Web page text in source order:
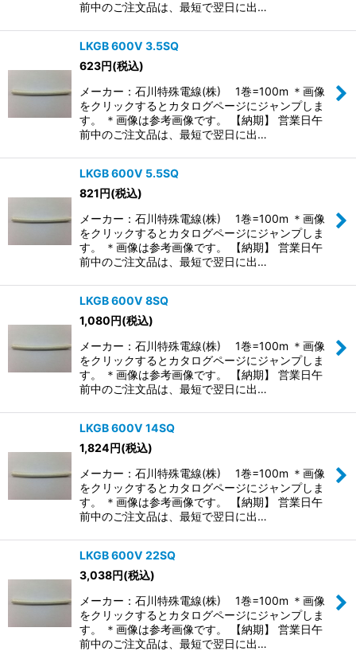
前中のご注文品は、最短で翌日に出…
LKGB 600V 3.5SQ
623円(税込)
メーカー：石川特殊電線(株) 1巻=100m ＊画像
をクリックするとカタログページにジャンプしま
す。 ＊画像は参考画像です。 【納期】 営業日午
前中のご注文品は、最短で翌日に出…
LKGB 600V 5.5SQ
821円(税込)
メーカー：石川特殊電線(株) 1巻=100m ＊画像
をクリックするとカタログページにジャンプしま
す。 ＊画像は参考画像です。 【納期】 営業日午
前中のご注文品は、最短で翌日に出…
LKGB 600V 8SQ
1,080円(税込)
メーカー：石川特殊電線(株) 1巻=100m ＊画像
をクリックするとカタログページにジャンプしま
す。 ＊画像は参考画像です。 【納期】 営業日午
前中のご注文品は、最短で翌日に出…
LKGB 600V 14SQ
1,824円(税込)
メーカー：石川特殊電線(株) 1巻=100m ＊画像
をクリックするとカタログページにジャンプしま
す。 ＊画像は参考画像です。 【納期】 営業日午
前中のご注文品は、最短で翌日に出…
LKGB 600V 22SQ
3,038円(税込)
メーカー：石川特殊電線(株) 1巻=100m ＊画像
をクリックするとカタログページにジャンプしま
す。 ＊画像は参考画像です。 【納期】 営業日午
前中のご注文品は、最短で翌日に出…